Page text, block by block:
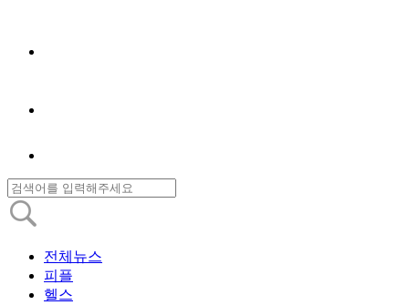
전체뉴스
피플
헬스